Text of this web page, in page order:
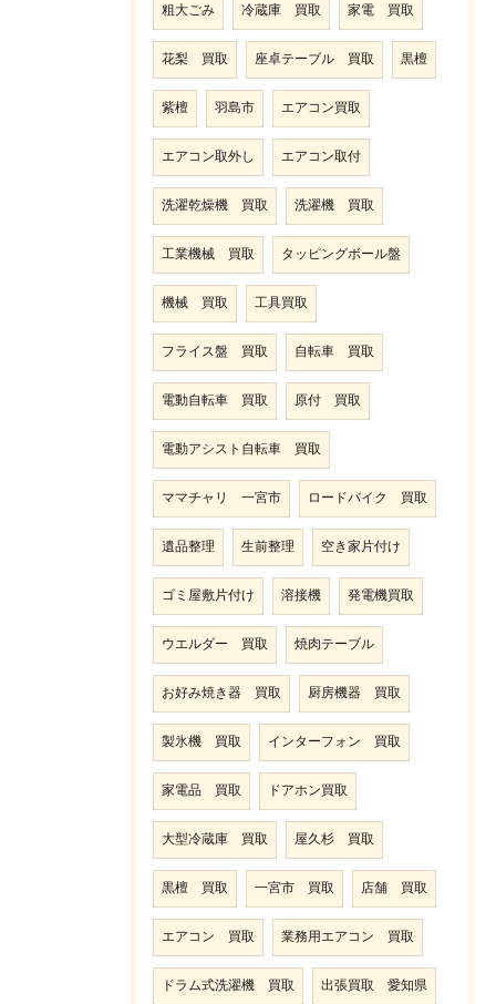
粗大ごみ 冷蔵庫 買取 家電 買取
花梨 買取 座卓テーブル 買取 黒檀
紫檀 羽島市 エアコン買取
エアコン取外し エアコン取付
洗濯乾燥機 買取 洗濯機 買取
工業機械 買取 タッピングボール盤
機械 買取 工具買取
フライス盤 買取 自転車 買取
電動自転車 買取 原付 買取
電動アシスト自転車 買取
ママチャリ 一宮市 ロードバイク 買取
遺品整理 生前整理 空き家片付け
ゴミ屋敷片付け 溶接機 発電機買取
ウエルダー 買取 焼肉テーブル
お好み焼き器 買取 厨房機器 買取
製氷機 買取 インターフォン 買取
家電品 買取 ドアホン買取
大型冷蔵庫 買取 屋久杉 買取
黒檀 買取 一宮市 買取 店舗 買取
エアコン 買取 業務用エアコン 買取
ドラム式洗濯機 買取 出張買取 愛知県